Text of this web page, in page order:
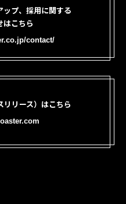
ップ、採用に関する
はこちら
contact/
リリース）はこちら